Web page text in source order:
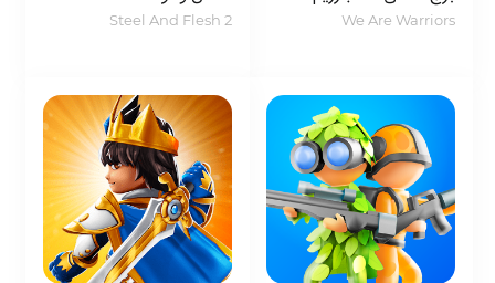
We Are Warriors
Steel And Flesh 2